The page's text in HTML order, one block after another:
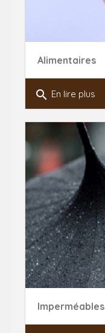
Alimentaires
search En lire plus
Imperméables